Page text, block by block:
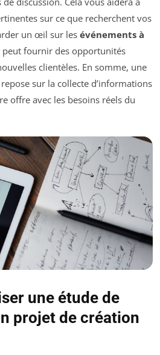
sur ce que recherchent vos
un œil sur les événements à
peut fournir des opportunités
clientèles. En somme, une
sur la collecte d’informations
offre avec les besoins réels du
une étude de
projet de création